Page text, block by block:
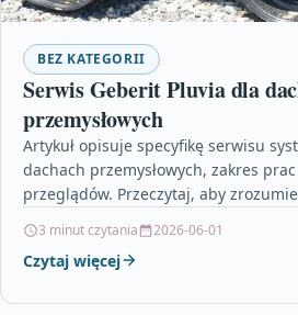
BEZ KATEGORII
Serwis Geberit Pluvia dla
przemysłowych
Artykuł opisuje specyfikę serwisu
dachach przemysłowych, zakres
przeglądów. Przeczytaj, aby
3 minut czytania 2026-06-01
Czytaj więcej